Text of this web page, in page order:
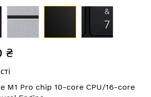
₴
M1 Pro chip 10-core CPU/16-core